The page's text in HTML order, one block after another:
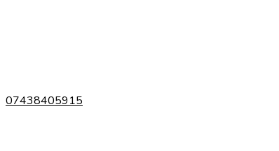
07438405915